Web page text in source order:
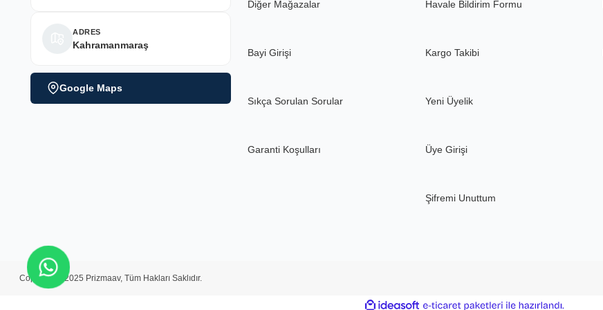
ADRES
Kahramanmaraş
Google Maps
Diğer Mağazalar
Bayi Girişi
Sıkça Sorulan Sorular
Garanti Koşulları
Havale Bildirim Formu
Kargo Takibi
Yeni Üyelik
Üye Girişi
Şifremi Unuttum
Copyright ©2025 Prizmaav, Tüm Hakları Saklıdır.
ideasoft e-